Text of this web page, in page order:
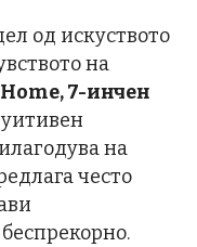
од искуството
на
7-инчен
на
често